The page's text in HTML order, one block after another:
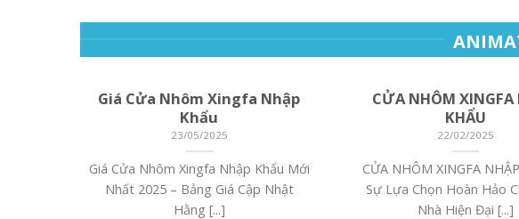
Giá Cửa Nhôm Xingfa Nhập
Khẩu
23/05/2025
Giá Cửa Nhôm Xingfa Nhập Khẩu Mới
Nhất 2025 – Bảng Giá Cập Nhật
Hằng [...]
CỬA NHÔM XINGFA
KHẨU
22/02/2025
CỬA NHÔM XINGFA
Sự Lựa Chọn Hoàn Hảo
Nhà Hiện Đại [...]